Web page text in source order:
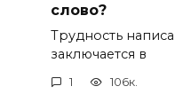
слово?
Трудность
заключается в
1 106к.